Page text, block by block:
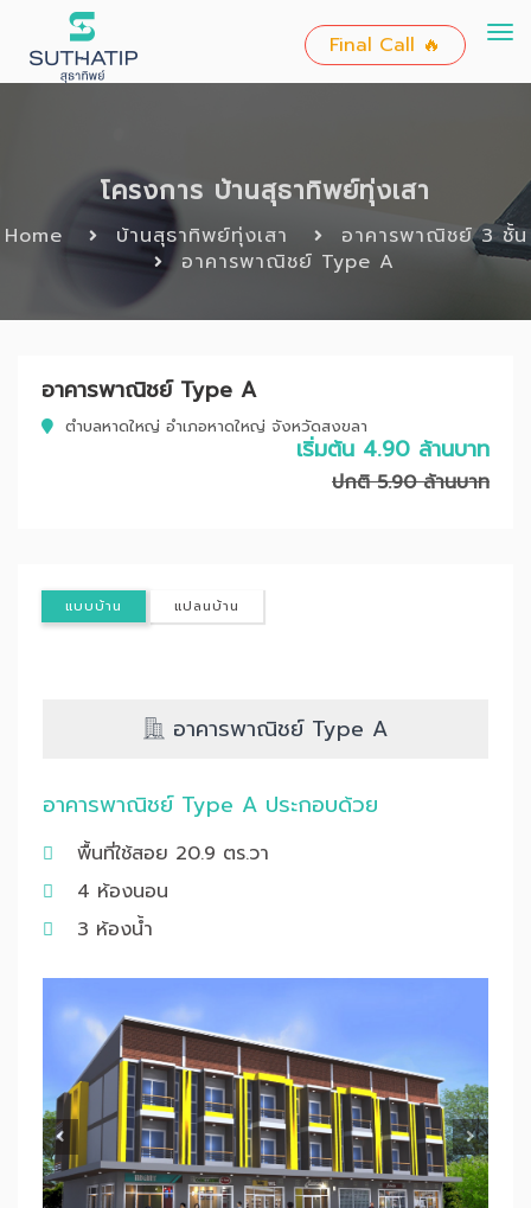
Final Call 🔥
โครงการ บ้านสุธาทิพย์ทุ่งเสา
Home บ้านสุธาทิพย์ทุ่งเสา
อาคารพาณิชย์ 3 ชั้น
อาคารพาณิชย์ Type A
อาคารพาณิชย์ Type A
ตำบลหาดใหญ่ อำเภอหาดใหญ่ จังหวัดสงขลา
เริ่มต้น 4.90 ล้านบาท
ปกติ 5.90 ล้านบาท
แบบบ้าน แปลนบ้าน
อาคารพาณิชย์ Type A
อาคารพาณิชย์ Type A ประกอบด้วย
พื้นที่ใช้สอย 20.9 ตร.วา
4 ห้องนอน
3 ห้องน้ำ